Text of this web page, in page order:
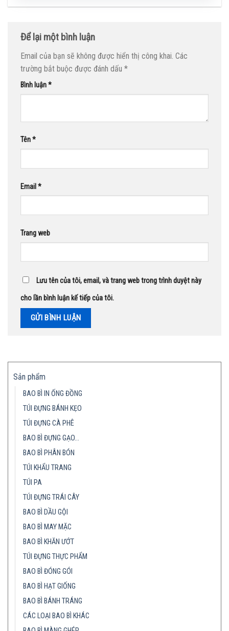
Sản phẩm
BAO BÌ IN ỐNG ĐỒNG
TÚI ĐỰNG BÁNH KẸO
TÚI ĐỰNG CÀ PHÊ
BAO BÌ ĐỰNG GẠO…
BAO BÌ PHÂN BÓN
TÚI KHẨU TRANG
TÚI PA
TÚI ĐỰNG TRÁI CÂY
BAO BÌ DẦU GỘI
BAO BÌ MAY MẶC
BAO BÌ KHĂN ƯỚT
TÚI ĐỰNG THỰC PHẨM
BAO BÌ ĐÓNG GÓI
BAO BÌ HẠT GIỐNG
BAO BÌ BÁNH TRÁNG
CÁC LOẠI BAO BÌ KHÁC
Để lại một bình luận
Email của bạn sẽ không được hiển thị công khai. Các
trường bắt buộc được đánh dấu *
Bình luận*
Tên*
Email *
Trang web
Lưu tên của tôi, email, và trang web trong trình duyệt này
cho lần bình luận kế tiếp của tôi.